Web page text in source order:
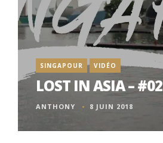
SINGAPOUR VIDÉO
LOST IN ASIA – #02
ANTHONY 8 JUIN 2018